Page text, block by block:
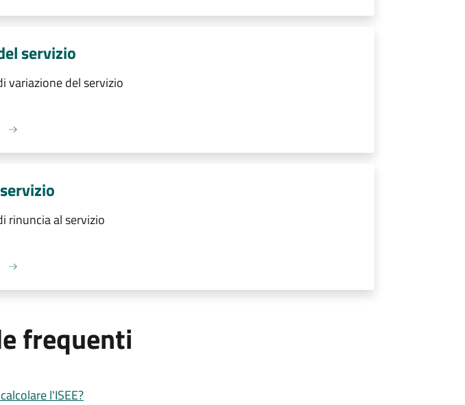
servizio
variazione del servizio
rinuncia al servizio
frequenti
l'ISEE?